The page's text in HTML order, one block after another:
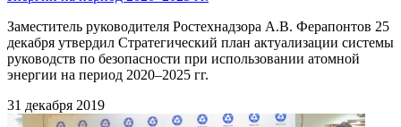
Заместитель руководителя Ростехнадзора А.В. Ферапонтов 25
декабря утвердил Стратегический план актуализации системы
руководств по безопасности при использовании атомной
энергии на период 2020–2025 гг.
31 декабря 2019